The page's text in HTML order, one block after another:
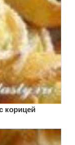
корицей